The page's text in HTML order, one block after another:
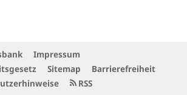
Impressum
Sitemap
Barrierefreiheit
RSS